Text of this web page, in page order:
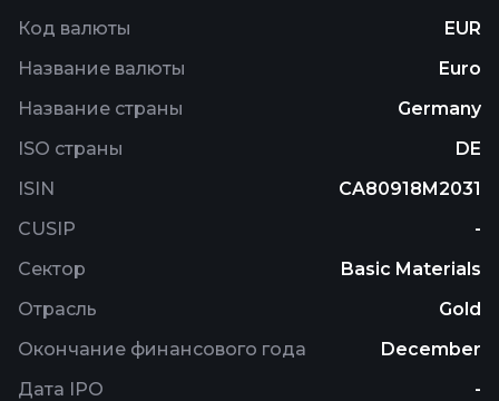
Код валюты
EUR
Название валюты
Euro
Название страны
Germany
ISO страны
DE
ISIN
CA80918M2031
CUSIP
-
Сектор
Basic Materials
Отрасль
Gold
Окончание финансового года
December
Дата IPO
-